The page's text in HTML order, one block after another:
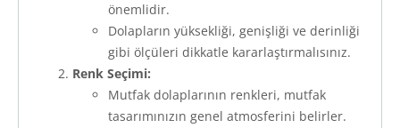
önemlidir.
Dolapların yüksekliği, genişliği ve derinliği
gibi ölçüleri dikkatle kararlaştırmalısınız.
Renk Seçimi:
Mutfak dolaplarının renkleri, mutfak
tasarımınızın genel atmosferini belirler.